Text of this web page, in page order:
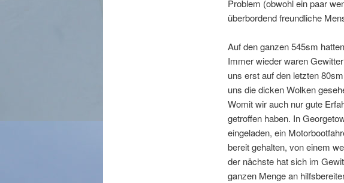
Problem (obwohl ein paar
überbordend freundliche
Auf den ganzen 545sm
Immer wieder waren
uns erst auf den letzten
uns die dicken Wolken
Womit wir auch nur gute
getroffen haben. In
eingeladen, ein
bereit gehalten, von einem
der nächste hat sich im
ganzen Menge an